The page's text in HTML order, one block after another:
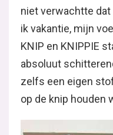
niet verwachtte dat
ik vakantie, mijn
KNIP en KNIPPIE
absoluut
zelfs een eigen
op de knip houden